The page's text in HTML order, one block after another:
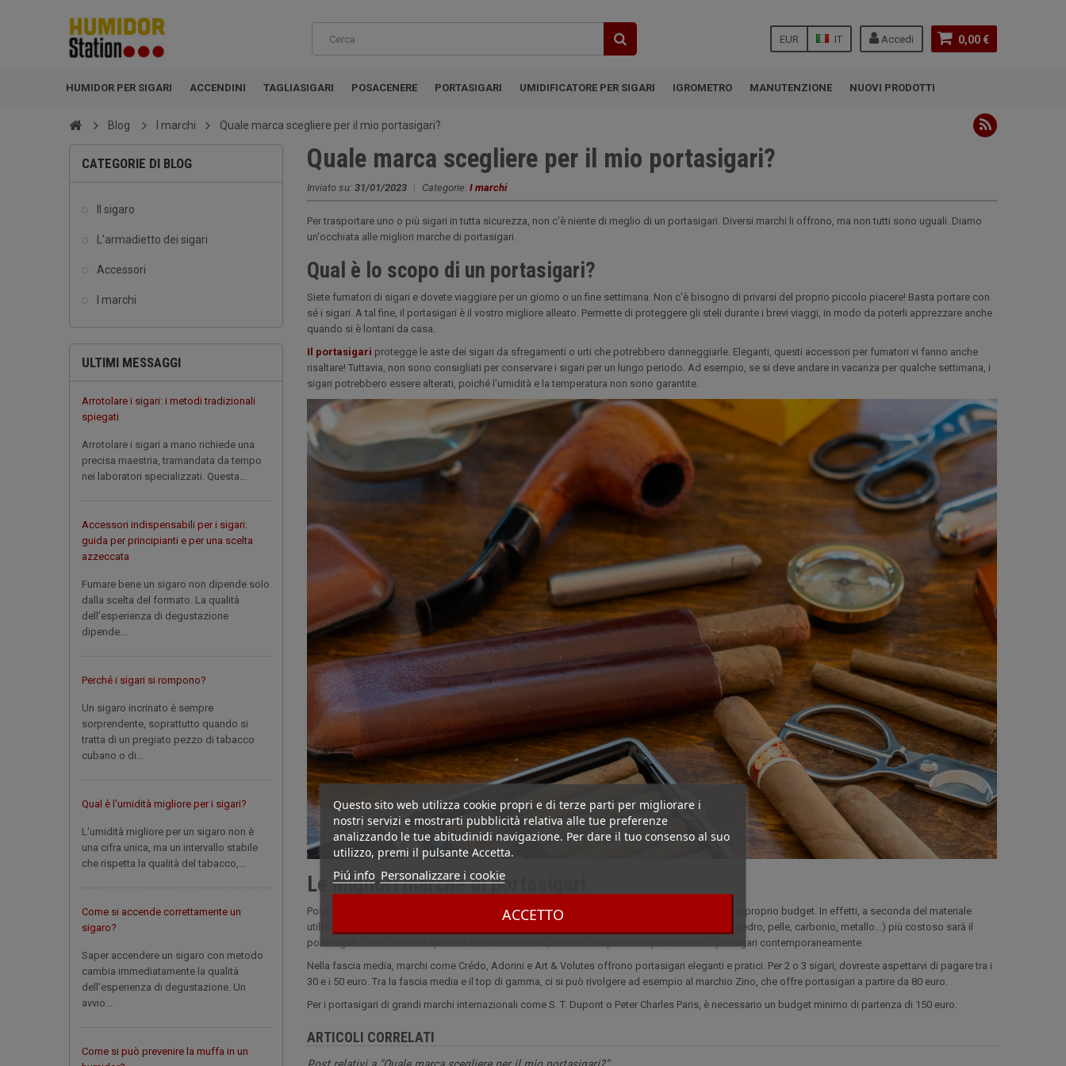
0,00 €
Accedi
IT
EUR
HUMIDOR PER SIGARI ACCENDINI TAGLIASIGARI POSACENERE PORTASIGARI UMIDIFICATORE PER SIGARI IGROMETRO MANUTENZIONE NUOVI PRODOTTI
Questo sito web utilizza cookie propri e di terze parti per migliorare i
nostri servizi e mostrarti pubblicità relativa alle tue preferenze
analizzando le tue abitudinidi navigazione. Per dare il tuo consenso al suo
utilizzo, premi il pulsante Accetta.
Piú info Personalizzare i cookie
ACCETTO
Blog I marchi Quale marca scegliere per il mio portasigari?
CATEGORIE DI BLOG
Il sigaro
L'armadietto dei sigari
Accessori
I marchi
ULTIMI MESSAGGI
Arrotolare i sigari: i metodi tradizionali
spiegati
Arrotolare i sigari a mano richiede una
precisa maestria, tramandata da tempo
nei laboratori specializzati. Questa...
Accessori indispensabili per i sigari:
guida per principianti e per una scelta
azzeccata
Fumare bene un sigaro non dipende solo
dalla scelta del formato. La qualità
dell’esperienza di degustazione
dipende...
Perché i sigari si rompono?
Un sigaro incrinato è sempre
sorprendente, soprattutto quando si
tratta di un pregiato pezzo di tabacco
cubano o di...
Qual è l'umidità migliore per i sigari?
L'umidità migliore per un sigaro non è
una cifra unica, ma un intervallo stabile
che rispetta la qualità del tabacco,...
Come si accende correttamente un
sigaro?
Saper accendere un sigaro con metodo
cambia immediatamente la qualità
dell'esperienza di degustazione. Un
avvio...
Come si può prevenire la muffa in un
Quale marca scegliere per il mio portasigari?
Inviato su: 31/01/2023 | Categorie: I marchi
Per trasportare uno o più sigari in tutta sicurezza, non c'è niente di meglio di un portasigari. Diversi marchi li offrono, ma non tutti sono uguali. Diamo
un'occhiata alle migliori marche di portasigari.
Qual è lo scopo di un portasigari?
Siete fumatori di sigari e dovete viaggiare per un giorno o un fine settimana. Non c'è bisogno di privarsi del proprio piccolo piacere! Basta portare con
sé i sigari. A tal fine, il portasigari è il vostro migliore alleato. Permette di proteggere gli steli durante i brevi viaggi, in modo da poterli apprezzare anche
quando si è lontani da casa.
Il portasigari protegge le aste dei sigari da sfregamenti o urti che potrebbero danneggiarle. Eleganti, questi accessori per fumatori vi fanno anche
risaltare! Tuttavia, non sono consigliati per conservare i sigari per un lungo periodo. Ad esempio, se si deve andare in vacanza per qualche settimana, i
sigari potrebbero essere alterati, poiché l'umidità e la temperatura non sono garantite.
Le migliori marche di portasigari
Poiché la gamma di portasigari è molto ampia, è possibile trovarne uno, indipendentemente dal proprio budget. In effetti, a seconda del materiale
utilizzato, è possibile acquistarne uno a un ottimo prezzo. Più prezioso è il materiale (legno di cedro, pelle, carbonio, metallo...) più costoso sarà il
portasigari. Sono inoltre disponibili in diverse misure, in modo da poter trasportare uno o più sigari contemporaneamente.
Nella fascia media, marchi come Crédo, Adorini e Art & Volutes offrono portasigari eleganti e pratici. Per 2 o 3 sigari, dovreste aspettarvi di pagare tra i
30 e i 50 euro. Tra la fascia media e il top di gamma, ci si può rivolgere ad esempio al marchio Zino, che offre portasigari a partire da 80 euro.
Per i portasigari di grandi marchi internazionali come S. T. Dupont o Peter Charles Paris, è necessario un budget minimo di partenza di 150 euro.
ARTICOLI CORRELATI